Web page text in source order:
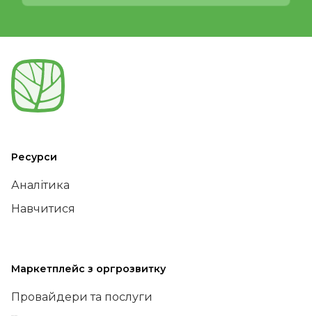
Ресурси
Аналітика
Навчитися
Маркетплейс з оргрозвитку
Провайдери та послуги